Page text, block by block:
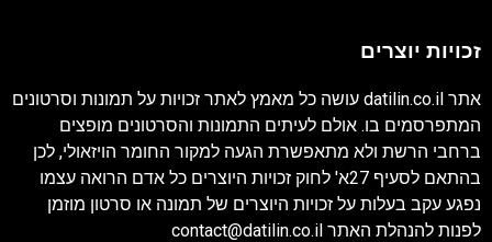
זכויות יוצרים
אתר datilin.co.il עושה כל מאמץ לאתר זכויות על תמונות וסרטונים
המתפרסמים בו. אולם לעיתים התמונות והסרטונים מופצים
ברחבי הרשת ולא מתאפשרת הגעה למקור החומר הויזאולי, לכן
בהתאם לסעיף 27א' לחוק זכויות היוצרים כל אדם הרואה עצמו
נפגע עקב בעלות על זכויות היוצרים של תמונה או סרטון מוזמן
לפנות להנהלת האתר contact@datilin.co.il